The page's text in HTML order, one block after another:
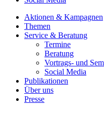
Aktionen & Kampagnen
Themen
Service & Beratung
Termine
Beratung
Vortrags- und
Social Media
Publikationen
Über uns
Presse